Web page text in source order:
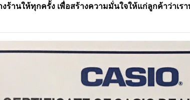
ร้านให้ทุกครั้ง เพื่อสร้างความมั่นใจให้แก่ลูกค้าว่าเ